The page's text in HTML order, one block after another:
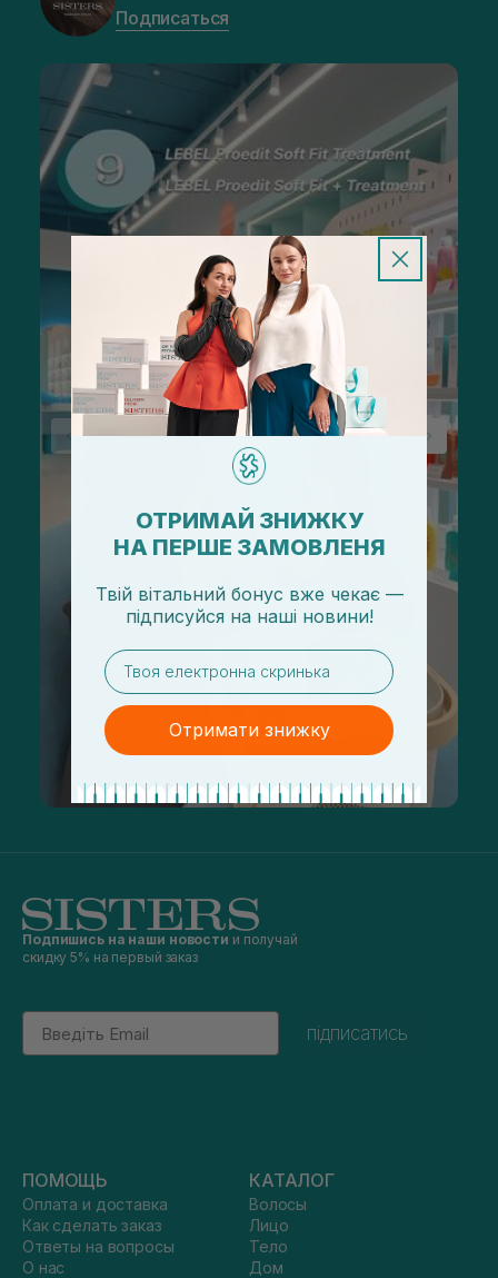
Подписаться
Подпишись на наши новости и получай
скидку 5% на первый заказ
Email
підписатись
ПОМОЩЬ
Оплата и доставка
Как сделать заказ
Ответы на вопросы
О нас
КАТАЛОГ
Волосы
Лицо
Тело
Дом
ОТРИМАЙ ЗНИЖКУ
НА ПЕРШЕ ЗАМОВЛЕНЯ
Твій вітальний бонус вже чекає —
підписуйся на наші новини!
email
Отримати знижку